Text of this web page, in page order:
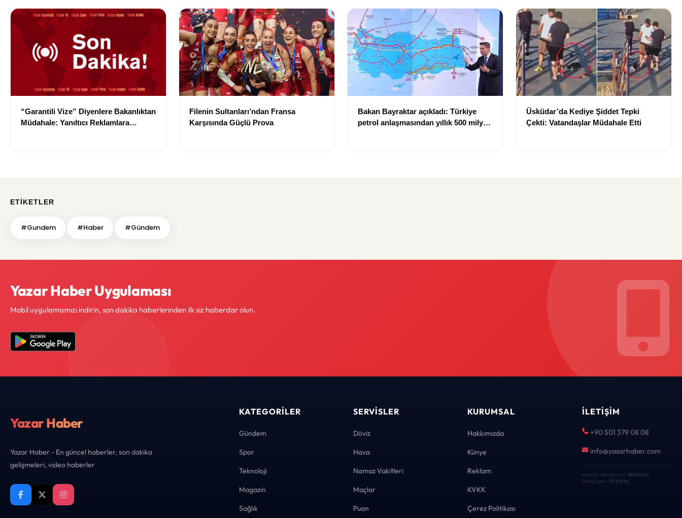
“Garantili Vize” Diyenlere Bakanlıktan
Müdahale: Yanıltıcı Reklamlara
Filenin Sultanları’ndan Fransa
Karşısında Güçlü Prova
Bakan Bayraktar açıkladı: Türkiye
petrol anlaşmasından yıllık 500 milyon
Üsküdar’da Kediye Şiddet Tepki
Çekti: Vatandaşlar Müdahale Etti
ETIKETLER
#Gundem #Haber #Gündem
Yazar Haber Uygulaması
Mobil uygulamamızı indirin, son dakika haberlerinden ilk siz haberdar olun.
Yazar Haber
Yazar Haber - En güncel haberler, son dakika
gelişmeleri, video haberler
KATEGORILER
Gündem
Spor
Teknoloji
Magazin
Sağlık
SERVISLER
Döviz
Hava
Namaz Vakitleri
Maçlar
Puan
KURUMSAL
Hakkımızda
Künye
Reklam
KVKK
Çerez Politikası
İLETIŞIM
+90 501 379 08 08
info@yazarhaber.com
eNews · Geliştirici KEYDAL·
Developer KEYDAL